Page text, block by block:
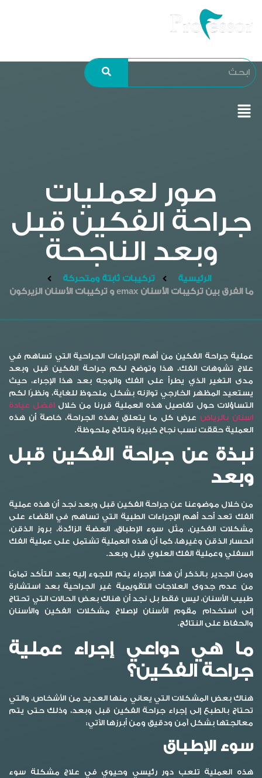
صور لعمليات
جراحة الفكين قبل
وبعد الناجحة
الرئيسية
تركيبات ثابتة ومتحركة
ما الفرق بين تركيبات الأسنان emax​ و تركيبات الأسنان الزيركون
عملية جراحة الفكين من أهم الإجراءات الجراحية التي تساهم في
علاج تشوهات الفك، هذا وتوضح لكم جراحة الفكين قبل وبعد
مدى التغير الذي يطرأ على الفك والوجه بعد هذا الإجراء، حيث
يستعيد المظهر الخارجي توازنه بشكل ملحوظ للغاية، ونظرًا لكم
التساؤلات حول تفاصيل هذه العملية قررنا من خلال افضل عيادة
اسنان بالرياض عرض كل ما يتعلق بهذه الجراحة، خاصةً أن هذه
العملية حققت نسب نجاح كبيرة ونتائج ملحوظة.
نبذة عن جراحة الفكين قبل
وبعد
من خلال موضوعنا عن جراحة الفكين قبل وبعد نجد أن هذه عملية
الفك تعد أحد أهم الإجراءات الطبية التي تساهم في القضاء على
مشكلات الفكين، مثل سوء الإطباق، العضة الزائدة، بروز الذقن،
انحسار الذقن وغيرها، كما أن هذه العملية تشتمل على عملية الفك
السفلي وعملية الفك العلوي قبل وبعد.
ومن الجدير بالذكر أن هذا الإجراء يتم اللجوء إليه بعد التأكد تمامًا
من عدم جدوى العلاجات التقويمية غير الجراحية بعد استشارة
طبيب الأسنان، ليس فقط بل نجد أن هناك بعض الحالات التي تحتاج
إلى استخدام مقوم الأسنان لإصلاح مشكلات الفكين والأسنان
والحفاظ على النتائج.
ما هي دواعي إجراء عملية
جراحة الفكين؟
هناك بعض المشكلات التي يعاني منها العديد من الأشخاص، والتي
تحتاج بالطبع إلى إجراء جراحة الفكين قبل وبعد، وذلك حتى يتم
معالجتها بشكل آمن ودقيق ومن أبرزها الآتي:
سوء الإطباق
هذه العملية تلعب دور رئيسي وحيوي في علاج مشكلة سوء